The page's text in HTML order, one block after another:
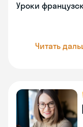
Уроки
Читать